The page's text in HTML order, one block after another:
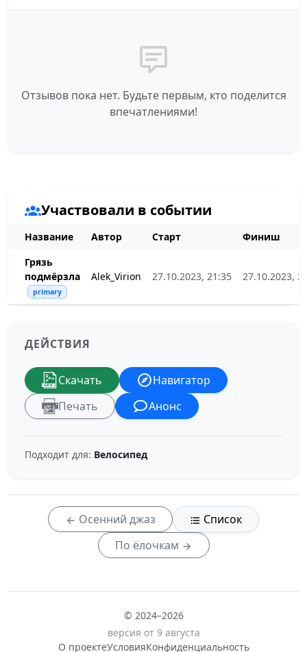
Отзывов пока нет. Будьте первым, кто поделится
впечатлениями!
Участвовали в событии
Название Автор Старт
Финиш
Грязь
подмёрзла
primary
Alek_Virion 27.10.2023, 21:35 27.10.2023,
ДЕЙСТВИЯ
Скачать
Навигатор
Печать
Анонс
Подходит для: Велосипед
Осенний джаз
Список
По ёлочкам
© 2024–2026
версия от 9 августа
О проектеУсловияКонфиденциальность